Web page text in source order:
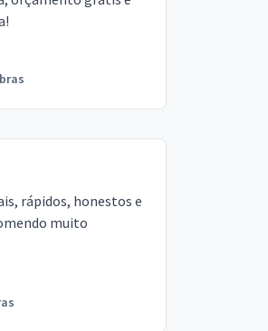
rápidos, honestos e
muito